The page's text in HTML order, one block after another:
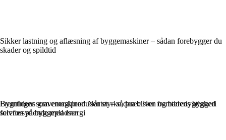
Sikker lastning og aflæsning af byggemaskiner – sådan forebygger du
skader og spildtid
Fremtidens gravemaskiner: Når styrke, præcision og bæredygtighed
forenes på byggepladsen
Bygninger som energiproducenter – sådan bliver fremtidens byggeri
selvforsynende med energi